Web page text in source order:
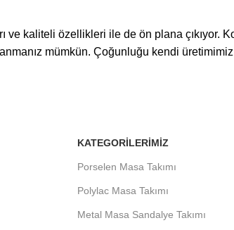
kaliteli özellikleri ile de ön plana çıkıyor.
mümkün. Çoğunluğu kendi
KATEGORILERIMIZ
Porselen Masa Takımı
Polylac Masa Takımı
Metal Masa Sandalye Takımı